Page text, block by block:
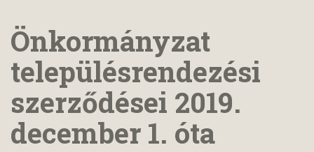
Önkormányzat
településrendezési
szerződései 2019.
december 1. óta